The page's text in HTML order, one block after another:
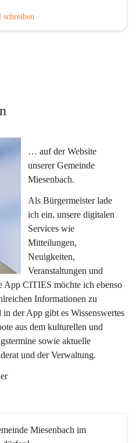
… auf der Website
unserer Gemeinde
Miesenbach.
Als Bürgermeister lade
ich ein, unsere digitalen
Services wie
Mitteilungen,
Neuigkeiten,
Veranstaltungen und
App CITIES möchte ich ebenso
Informationen zu
der App gibt es Wissenswertes
aus dem kulturellen und
sowie aktuelle
und der Verwaltung.
Miesenbach im